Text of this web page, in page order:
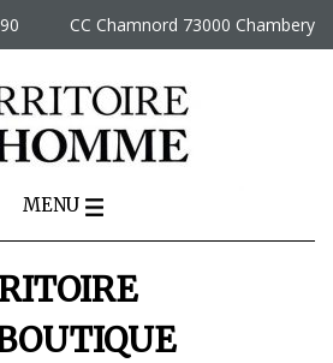
CC Chamnord 73000 Chambery
MENU